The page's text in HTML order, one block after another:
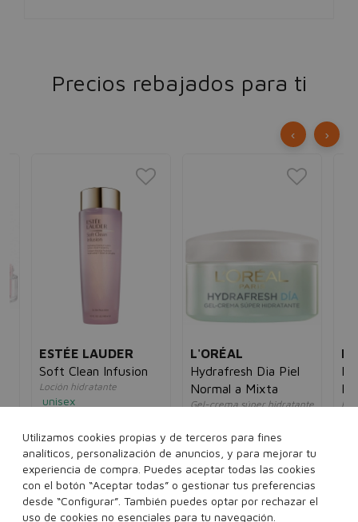
Precios rebajados para ti
ESTÉE LAUDER
Soft Clean Infusion
Loción hidratante
unisex
400 ml
Añadir a la cesta
L'ORÉAL
Hydrafresh Dia Piel
Normal a Mixta
Gel-crema súper hidratante
14,00€ 7,95€
50 ml
Añadir a la cesta
‹ ›
Utilizamos cookies propias y de terceros para fines
analíticos, personalización de anuncios, y para mejorar tu
experiencia de compra. Puedes aceptar todas las cookies
con el botón “Aceptar todas” o gestionar tus preferencias
desde “Configurar”. También puedes optar por rechazar el
uso de cookies no esenciales para tu navegación.